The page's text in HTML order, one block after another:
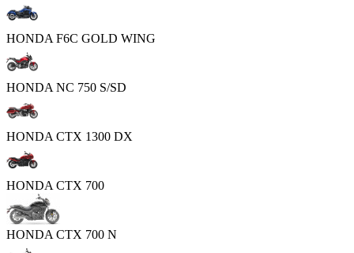
HONDA F6C GOLD WING
HONDA NC 750 S/SD
HONDA CTX 1300 DX
HONDA CTX 700
HONDA CTX 700 N